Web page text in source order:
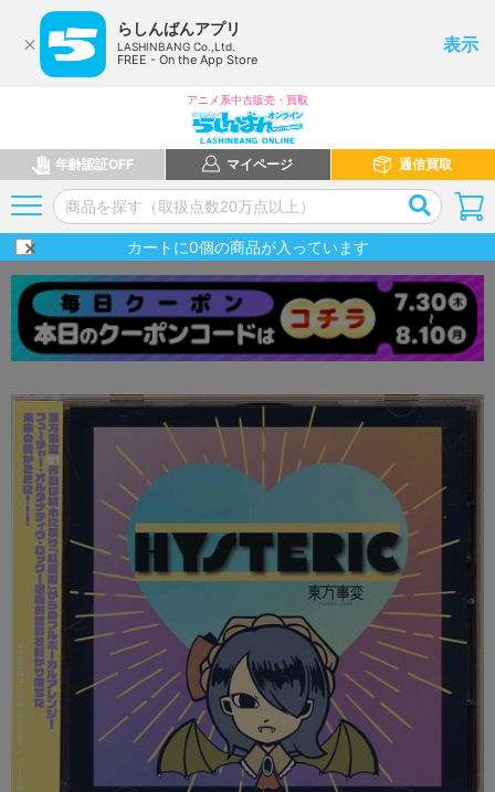
らしんばんアプリ
LASHINBANG Co.,Ltd.
FREE - On the App Store
表示
アニメ系中古販売・買取
年齢認証OFF マイページ 通信買取
カートに0個の商品が入っています